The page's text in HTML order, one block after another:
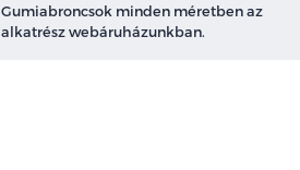
Gumiabroncsok minden méretben az
alkatrész webáruházunkban.